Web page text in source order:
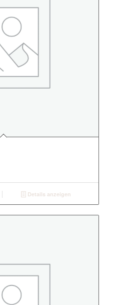
Details anzeigen